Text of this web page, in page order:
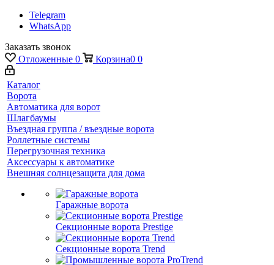
Telegram
WhatsApp
Заказать звонок
Отложенные 0 Корзина0 0
Каталог
Ворота
Автоматика для ворот
Шлагбаумы
Въездная группа / въездные ворота
Роллетные системы
Перегрузочная техника
Аксессуары к автоматике
Внешняя солнцезащита для дома
Гаражные ворота
Секционные ворота Prestige
Секционные ворота Trend